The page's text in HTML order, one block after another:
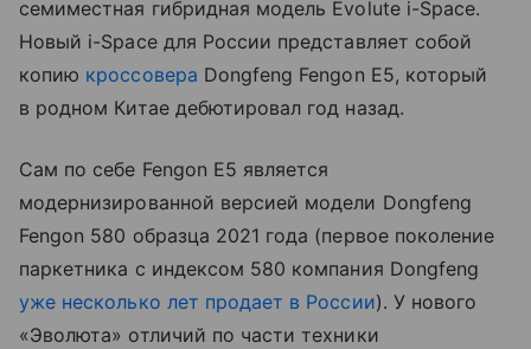
семиместная гибридная модель Evolute i-Space.
Новый i-Space для России представляет собой
копию кроссовера Dongfeng Fengon E5, который
в родном Китае дебютировал год назад.
Сам по себе Fengon E5 является
модернизированной версией модели Dongfeng
Fengon 580 образца 2021 года (первое поколение
паркетника с индексом 580 компания Dongfeng
уже несколько лет продает в России). У нового
«Эволюта» отличий по части техники